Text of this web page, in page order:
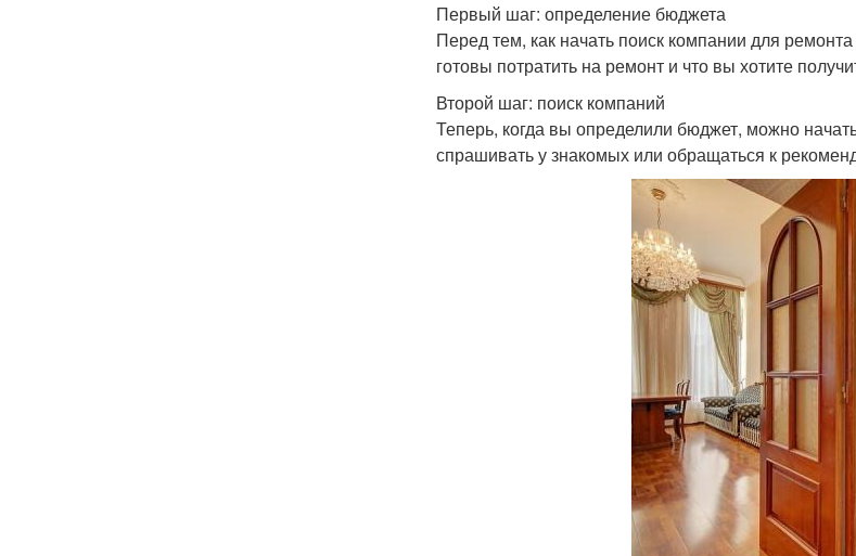
Первый шаг: определение бюджета
Перед тем, как начать поиск компании для
готовы потратить на ремонт и что вы хотите
Второй шаг: поиск компаний
Теперь, когда вы определили бюджет, можно
спрашивать у знакомых или обращаться к